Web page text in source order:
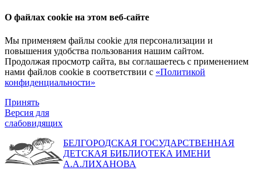
О файлах cookie на этом веб-сайте
Мы применяем файлы cookie для персонализации и
повышения удобства пользования нашим сайтом.
Продолжая просмотр сайта, вы соглашаетесь с применением
нами файлов cookie в соответствии с «Политикой
конфиденциальности»
Принять
Версия для
слабовидящих
БЕЛГОРОДСКАЯ ГОСУДАРСТВЕННАЯ
ДЕТСКАЯ БИБЛИОТЕКА ИМЕНИ
А.А.ЛИХАНОВА